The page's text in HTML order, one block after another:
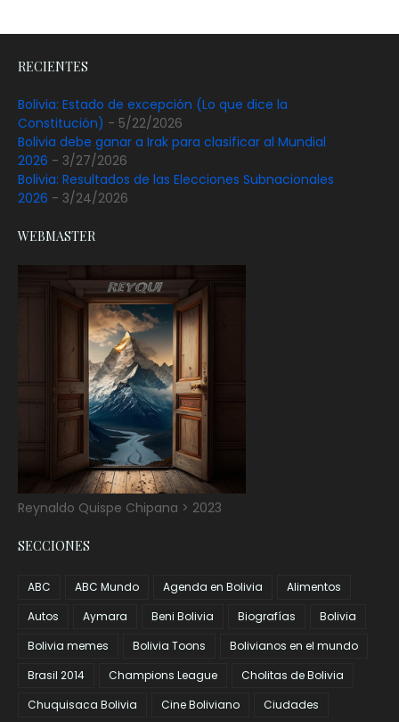
RECIENTES
Bolivia: Estado de excepción (Lo que dice la
Constitución) - 5/22/2026
Bolivia debe ganar a Irak para clasificar al Mundial
2026 - 3/27/2026
Bolivia: Resultados de las Elecciones Subnacionales
2026 - 3/24/2026
WEBMASTER
Reynaldo Quispe Chipana > 2023
SECCIONES
ABC ABC Mundo Agenda en Bolivia
Alimentos
Autos
Aymara Beni Bolivia Biografías
Bolivia
Bolivia memes
Bolivia Toons
Bolivianos en el mundo
Brasil 2014
Champions League
Cholitas de Bolivia
Chuquisaca Bolivia
Cine Boliviano
Ciudades